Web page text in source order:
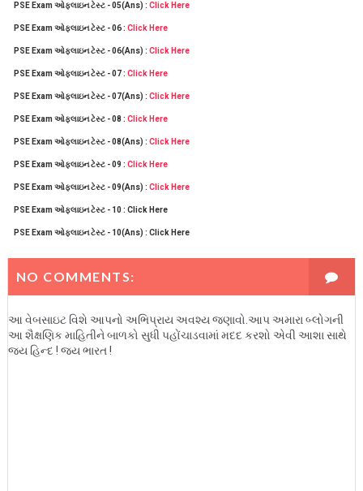
PSE Exam ઓફલાઇન ટેસ્ટ - 05(Ans) : Click Here
PSE Exam ઓફલાઇન ટેસ્ટ - 06 : Click Here
PSE Exam ઓફલાઇન ટેસ્ટ - 06(Ans) : Click Here
PSE Exam ઓફલાઇન ટેસ્ટ - 07 : Click Here
PSE Exam ઓફલાઇન ટેસ્ટ - 07(Ans) : Click Here
PSE Exam ઓફલાઇન ટેસ્ટ - 08 : Click Here
PSE Exam ઓફલાઇન ટેસ્ટ - 08(Ans) : Click Here
PSE Exam ઓફલાઇન ટેસ્ટ - 09 : Click Here
PSE Exam ઓફલાઇન ટેસ્ટ - 09(Ans) : Click Here
PSE Exam ઓફલાઇન ટેસ્ટ - 10 : Click Here
PSE Exam ઓફલાઇન ટેસ્ટ - 10(Ans) : Click Here
NO COMMENTS:
આ વેબસાઇટ વિશે આપનો અભિપ્રાય અવશ્ય જણાવો.આપ અમારા બ્લોગની
આ શૈક્ષણિક માહિતીને બાળકો સુધી પહોંચાડવામાં મદદ કરશો એવી આશા સાથે
જય હિન્દ ! જય ભારત !